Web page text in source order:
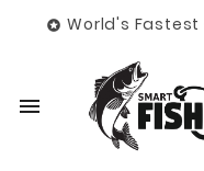
 World's Fastest
